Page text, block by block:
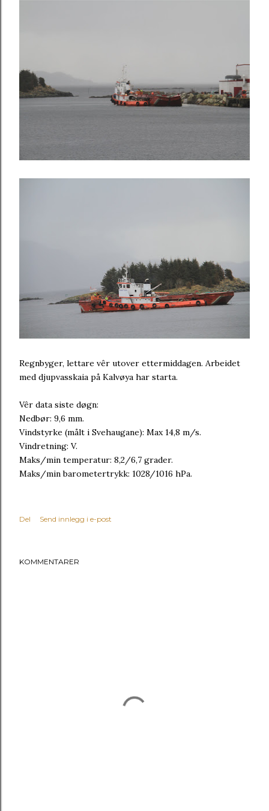
Regnbyger, lettare vêr utover ettermiddagen. Arbeidet
med djupvasskaia på Kalvøya har starta.
Vêr data siste døgn:
Nedbør: 9,6 mm.
Vindstyrke (målt i Svehaugane): Max 14,8 m/s.
Vindretning: V.
Maks/min temperatur: 8,2/6,7 grader.
Maks/min barometertrykk: 1028/1016 hPa.
Del Send innlegg i e-post
KOMMENTARER